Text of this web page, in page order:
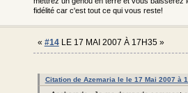
fidélité car c'est tout ce qui vous reste!
« #14LE 17 MAI 2007 À 17H35 »
Citation de Azemaria le le 17 Mai 2007 à